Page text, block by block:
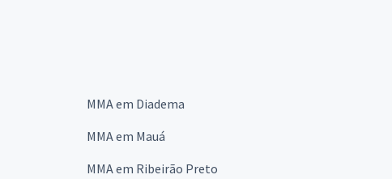
MMA em Diadema
MMA em Mauá
MMA em Ribeirão Preto